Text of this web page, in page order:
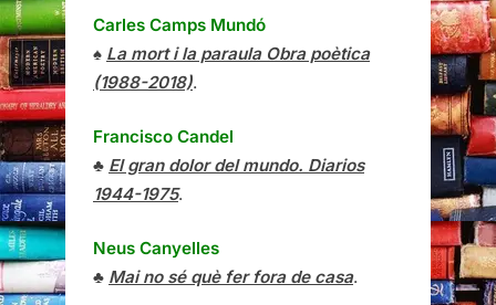
Carles Camps Mundó
♠ La mort i la paraula Obra poètica
(1988-2018).
Francisco Candel
♣ El gran dolor del mundo. Diarios
1944-1975.
Neus Canyelles
♣ Mai no sé què fer fora de casa.